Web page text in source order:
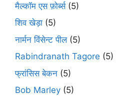
मैल्कॉम एस फ़ोर्ब्स(5)
शिव खेड़ा (5)
नार्मन विंसेन्ट पील(5)
Rabindranath Tagore (5)
फ्रांसिस बेकन (5)
Bob Marley (5)